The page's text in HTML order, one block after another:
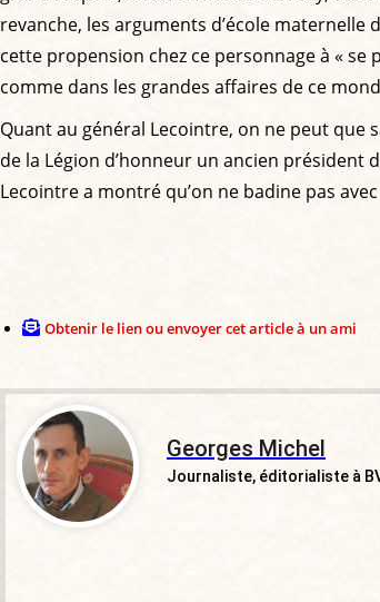
revanche, les arguments d’école maternelle
cette propension chez ce personnage à «
comme dans les grandes affaires de ce
Quant au général Lecointre, on ne peut que
de la Légion d’honneur un ancien président
Lecointre a montré qu’on ne badine pas
Obtenir le lien ou envoyer cet article à un ami
Georges Michel
Journaliste, éditorialiste à